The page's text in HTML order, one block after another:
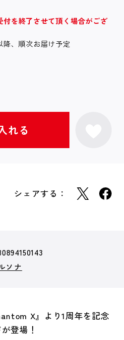
を終了させて頂く場合がござ
降、順次お届け予定
シェアする：
ソナ
X』より1周年を記念
登場！